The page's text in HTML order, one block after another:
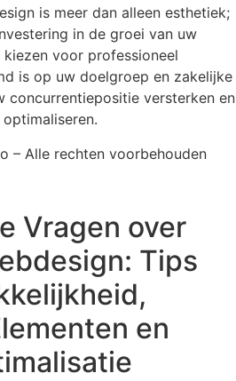
is meer dan alleen esthetiek;
in de groei van uw
voor professioneel
is op uw doelgroep en zakelijke
concurrentiepositie versterken en
– Alle rechten voorbehouden
Vragen over
Tips
en